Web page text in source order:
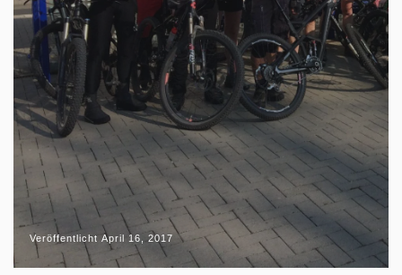
Veröffentlicht April 16, 2017